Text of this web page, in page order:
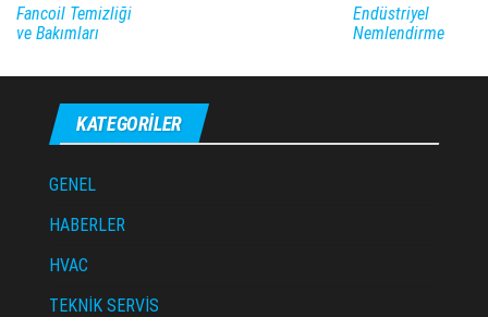
Fancoil Temizliği
ve Bakımları
Endüstriyel
Nemlendirme
KATEGORILER
GENEL
HABERLER
HVAC
TEKNİK SERVİS